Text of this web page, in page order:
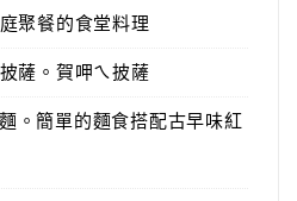
聚餐的食堂料理
薩。賀呷ㄟ披薩
。簡單的麵食搭配古早味紅